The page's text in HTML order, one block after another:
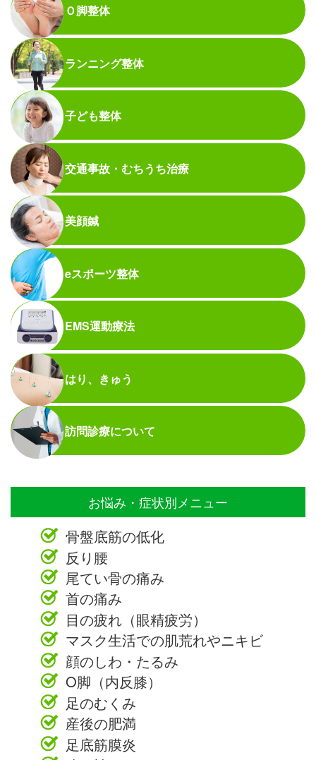
Ｏ脚整体
ランニング整体
子ども整体
交通事故・むちうち治療
美顔鍼
eスポーツ整体
EMS運動療法
はり、きゅう
訪問診療について
お悩み・症状別メニュー
骨盤底筋の低化
反り腰
尾てい骨の痛み
首の痛み
目の疲れ（眼精疲労）
マスク生活での肌荒れやニキビ
顔のしわ・たるみ
O脚（内反膝）
足のむくみ
産後の肥満
足底筋膜炎